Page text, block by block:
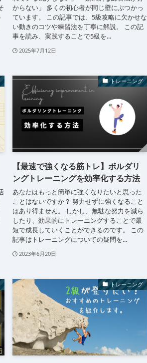
からない」 多くの初心者が同じ壁にぶつかっ
ています。 この記事では、5級攻略に欠かせな
い動きのコツや練習法を丁寧に解説。 この記
事を読み、実践することで5級を...
2025年7月12日
トレーニング
【最速で強くなる筋トレ】ボルダリ
ングトレーニングを効率化する方法
あなたはもっと簡単に強くなりたいと思った
ことはないですか？ 努力せずに強くなること
はあり得ません。 しかし、無駄な努力を減ら
したり、効果的にトレーニングすることで最
短で成長していくことができるのです。 この
記事はトレーニングについての疑問を...
2023年6月20日
トレーニング